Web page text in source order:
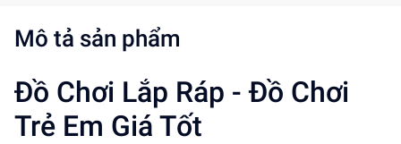
Mô tả sản phẩm
Đồ Chơi Lắp Ráp - Đồ Chơi
Trẻ Em Giá Tốt